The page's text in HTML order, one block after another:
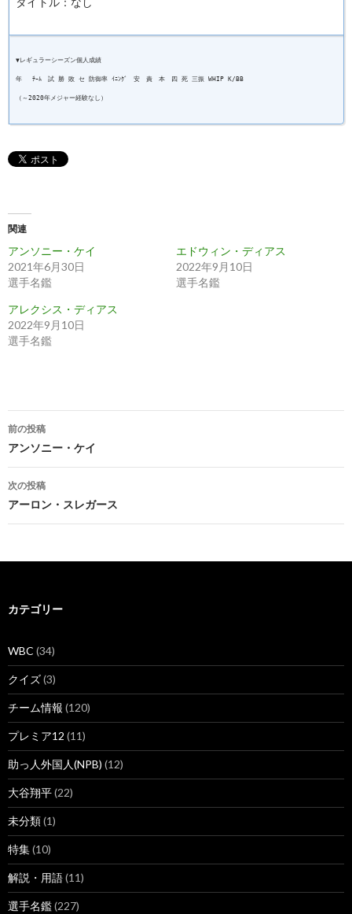
▼レギュラーシーズン個人成績
年 ﾁｰﾑ 試 勝 敗 セ 防御率 ｲﾆﾝｸﾞ 安 責 本 四 死 三振 WHIP K/BB
（～2020年メジャー経験なし）
関連
アンソニー・ケイ
2021年6月30日
選手名鑑
エドウィン・ディアス
2022年9月10日
選手名鑑
アレクシス・ディアス
2022年9月10日
選手名鑑
投
稿
ナ
ビ
ー
ョ
ン
前の投稿
アンソニー・ケイ
次の投稿
アーロン・スレガース
カテゴリー
WBC (34)
クイズ(3)
チーム情報 (120)
プレミア12 (11)
助っ人外国人(NPB) (12)
大谷翔平(22)
未分類(1)
特集(10)
解説・用語(11)
選手名鑑(227)